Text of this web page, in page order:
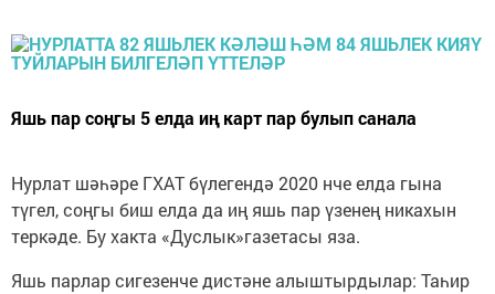
Яшь пар соңгы 5 елда иң карт пар булып санала
Нурлат шәһәре ГХАТ бүлегендә 2020 нче елда гына
түгел, соңгы биш елда да иң яшь пар үзенең никахын
теркәде. Бу хакта «Дуслык»газетасы яза.
Яшь парлар сигезенче дистәне алыштырдылар: Таһир